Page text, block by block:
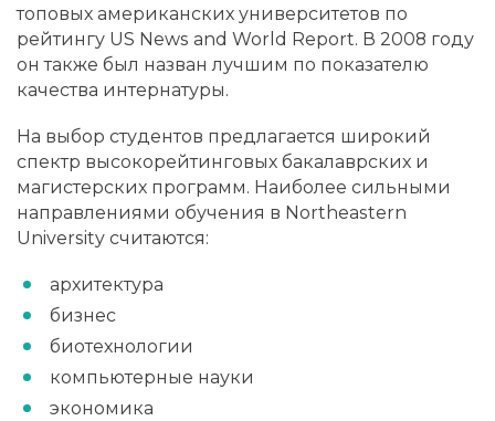
топовых американских университетов по
рейтингу US News and World Report. В 2008 году
он также был назван лучшим по показателю
качества интернатуры.
На выбор студентов предлагается широкий
спектр высокорейтинговых бакалаврских и
магистерских программ. Наиболее сильными
направлениями обучения в Northeastern
University считаются:
архитектура
бизнес
биотехнологии
компьютерные науки
экономика